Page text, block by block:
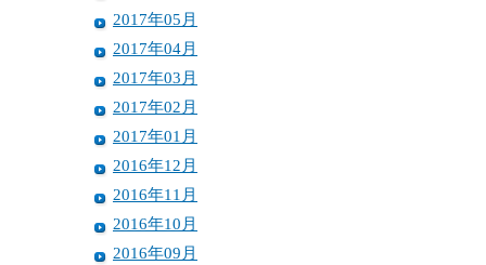
2017年05月
2017年04月
2017年03月
2017年02月
2017年01月
2016年12月
2016年11月
2016年10月
2016年09月